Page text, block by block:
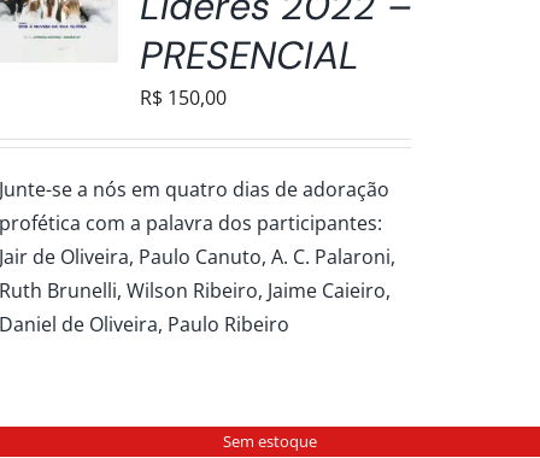
PRESENCIAL
R$ 150,00
Junte-se a nós em quatro dias de adoração
profética com a palavra dos participantes:
Jair de Oliveira, Paulo Canuto, A. C. Palaroni,
Ruth Brunelli, Wilson Ribeiro, Jaime Caieiro,
Daniel de Oliveira, Paulo Ribeiro
Sem estoque